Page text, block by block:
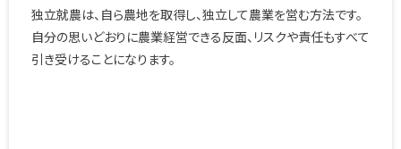
独立就農は、自ら農地を取得し、独立して農業を営む方法です。
自分の思いどおりに農業経営できる反面、リスクや責任もすべて
引き受けることになります。